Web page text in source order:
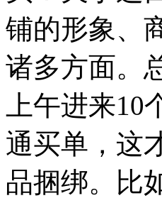
铺的形象、
诸多方面。
上午进来
通买单，这
品捆绑。比